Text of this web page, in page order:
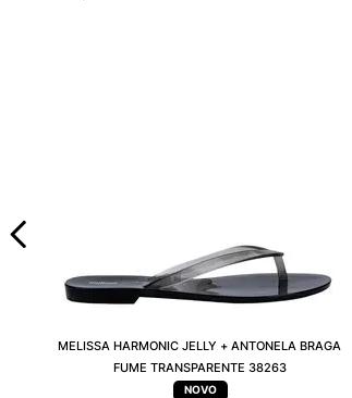
MELISSA HARMONIC JELLY + ANTONELA BRAGA
FUME TRANSPARENTE 38263